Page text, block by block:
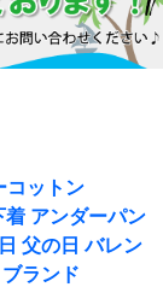
コットン
着 アンダーパン
父の日 バレン
ランド